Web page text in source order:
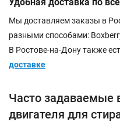
Мы доставляем заказы в
разными способами:
В Ростове-на-Дону также
доставке
Часто задаваемые
двигателя для